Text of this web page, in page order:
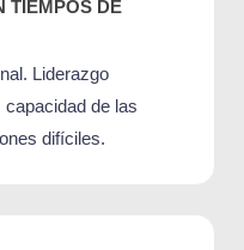
TIEMPOS DE
Liderazgo
de las
difíciles.